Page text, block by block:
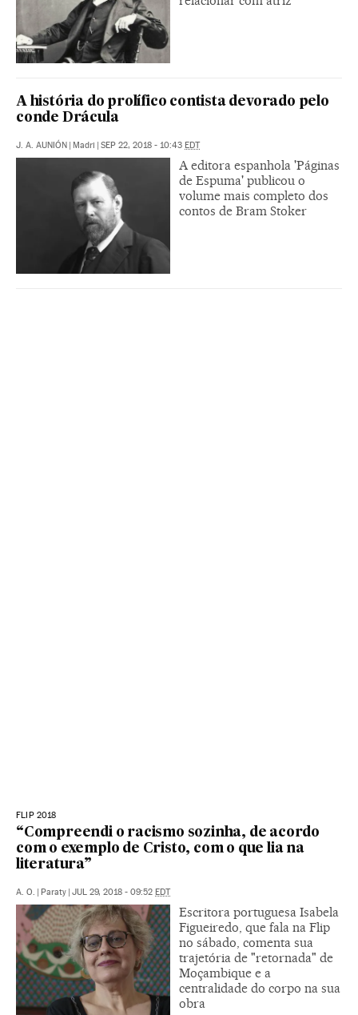
A história do prolífico contista devorado pelo
conde Drácula
J. A. AUNIÓN | Madri | SEP 22, 2018 - 10:43 EDT
A editora espanhola 'Páginas
de Espuma' publicou o
volume mais completo dos
contos de Bram Stoker
FLIP 2018
“Compreendi o racismo sozinha, de acordo
com o exemplo de Cristo, com o que lia na
literatura”
A. O. | Paraty | JUL 29, 2018 - 09:52 EDT
Escritora portuguesa Isabela
Figueiredo, que fala na Flip
no sábado, comenta sua
trajetória de "retornada" de
Moçambique e a
centralidade do corpo na sua
obra